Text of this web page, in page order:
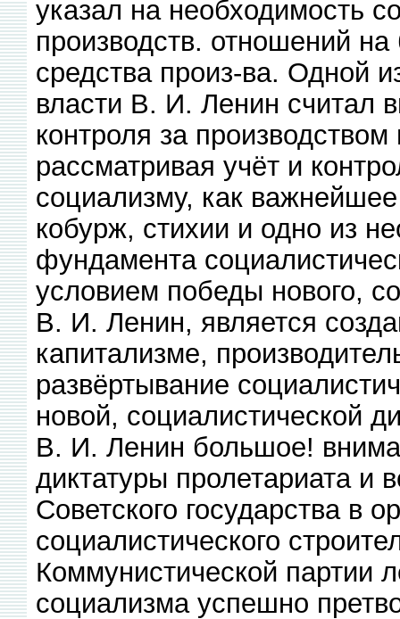
указал на необходимость
производств. отношений
средства произ-ва. Одной
власти В. И. Ленин считал
контроля за
рассматривая учёт и
социализму, как
кобурж, стихии и одно из
фундамента
условием победы нового,
В. И. Ленин, является
капитализме,
развёртывание
новой, социалистической
В. И. Ленин большое!
диктатуры пролетариата и
Советского государства в
социалистического
Коммунистической партии
социализма успешно